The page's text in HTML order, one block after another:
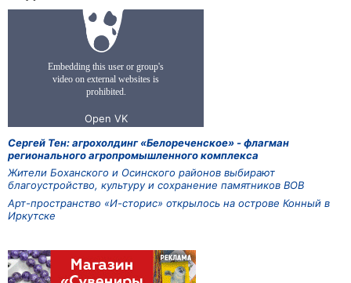
Сергей Тен: агрохолдинг «Белореченское» - флагман
регионального агропромышленного комплекса
Жители Боханского и Осинского районов выбирают
благоустройство, культуру и сохранение памятников ВОВ
Арт-пространство «И-сторис» открылось на острове Конный в
Иркутске